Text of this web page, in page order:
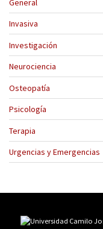
General
Invasiva
Investigación
Neurociencia
Osteopatía
Psicología
Terapia
Urgencias y Emergencias